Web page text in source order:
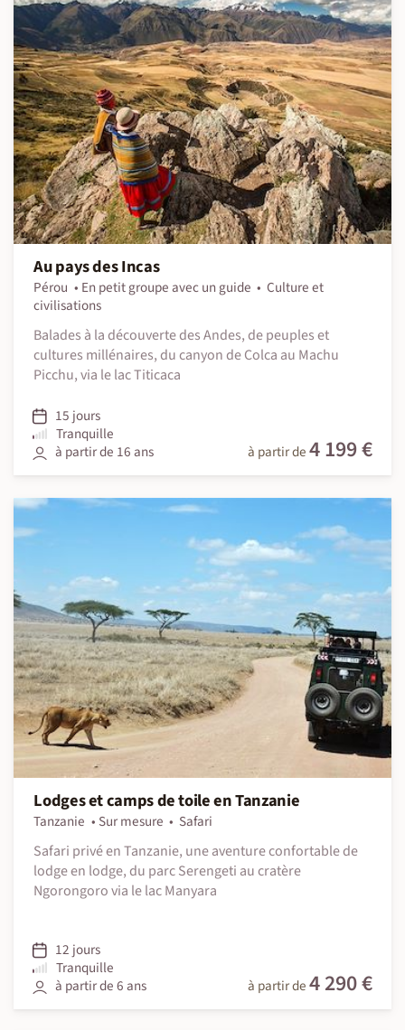
Au pays des Incas
Pérou En petit groupe avec un guide
Culture et
civilisations
Balades à la découverte des Andes, de peuples et
cultures millénaires, du canyon de Colca au Machu
Picchu, via le lac Titicaca
15 jours
Tranquille
à partir de 16 ans
à partir de4 199 €
Lodges et camps de toile en Tanzanie
Tanzanie Sur mesure
Safari
Safari privé en Tanzanie, une aventure confortable de
lodge en lodge, du parc Serengeti au cratère
Ngorongoro via le lac Manyara
12 jours
Tranquille
à partir de 6 ans
à partir de4 290 €